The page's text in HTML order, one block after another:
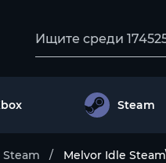
Steam
Steam Melvor Idle